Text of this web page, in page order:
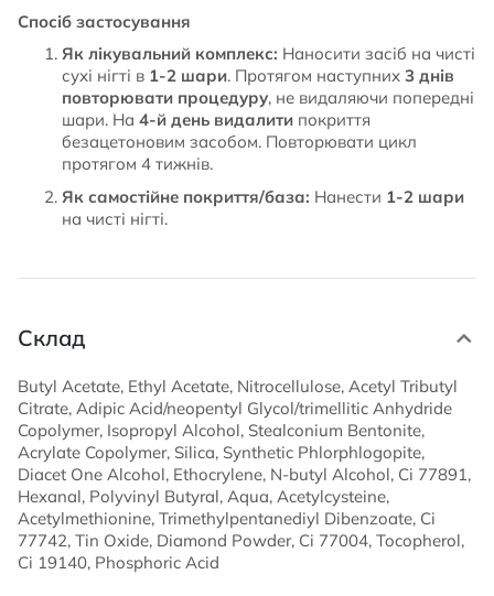
Спосіб застосування
Як лікувальний комплекс: Наносити засіб на чисті
сухі нігті в 1-2 шари. Протягом наступних 3 днів
повторювати процедуру, не видаляючи попередні
шари. На 4-й день видалити покриття
безацетоновим засобом. Повторювати цикл
протягом 4 тижнів.
Як самостійне покриття/база: Нанести 1-2 шари
на чисті нігті.
Склад
Butyl Acetate, Ethyl Acetate, Nitrocellulose, Acetyl Tributyl
Citrate, Adipic Acid/neopentyl Glycol/trimellitic Anhydride
Copolymer, Isopropyl Alcohol, Stealconium Bentonite,
Acrylate Copolymer, Silica, Synthetic Phlorphlogopite,
Diacet One Alcohol, Ethocrylene, N-butyl Alcohol, Ci 77891,
Hexanal, Polyvinyl Butyral, Aqua, Acetylcysteine,
Acetylmethionine, Trimethylpentanediyl Dibenzoate, Ci
77742, Tin Oxide, Diamond Powder, Ci 77004, Tocopherol,
Ci 19140, Phosphoric Acid